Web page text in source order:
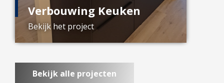
Verbouwing Keuken
Bekijk het project
Bekijk alle projecten